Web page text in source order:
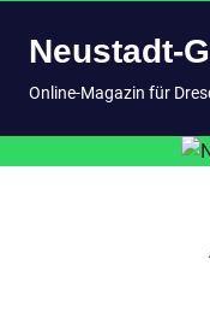
InhaltNeustadt-
Online-Magazin für